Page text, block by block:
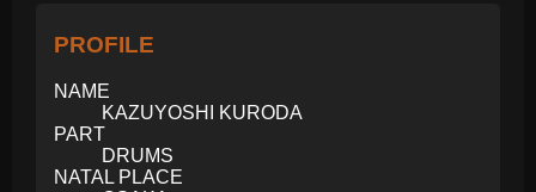
PROFILE
NAME
KAZUYOSHI KURODA
PART
DRUMS
NATAL PLACE